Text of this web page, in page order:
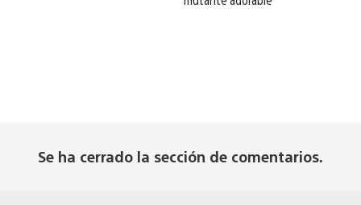
Se ha cerrado la sección de comentarios.